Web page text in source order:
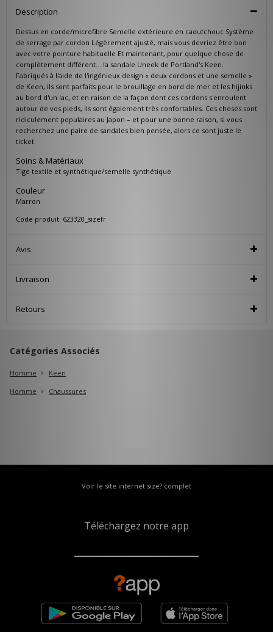
Description
Dessus en corde/microfibre Semelle extérieure en caoutchouc Système
de serrage par cordon Légèrement ajusté, mais vous devriez être bon
avec votre pointure habituelle Et maintenant, pour quelque chose de
complètement différent… la sandale Uneek de Portland's Keen.
Fabriqués à l'aide de l'ingénieux design « deux cordons et une semelle »
de Keen, ils sont parfaits pour le brouillage en bord de mer et les hijinks
au bord d'un lac, et en raison de la façon dont ces cordons s'enroulent
autour de vos pieds, ils sont également très confortables. Ces choses sont
ridiculement populaires au Japon – et pour une bonne raison, si vous
recherchez une paire de sandales bien pensée, alors ce sont juste le
ticket.
Soins & Matériaux
Tige textile et synthétique/semelle synthétique
Couleur
Marron
Code produit: 623320_sizefr
Avis
Livraison
Retours
Catégories Associés
Homme
Keen
Homme
Chaussures
Voir le site internet size? complet
Téléchargez notre app